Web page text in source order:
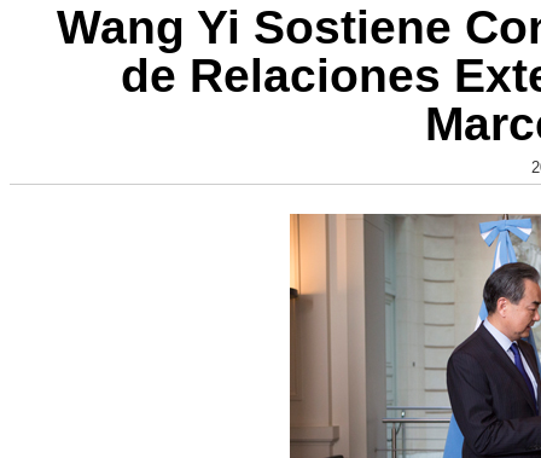
Wang Yi Sostiene
de Relaciones